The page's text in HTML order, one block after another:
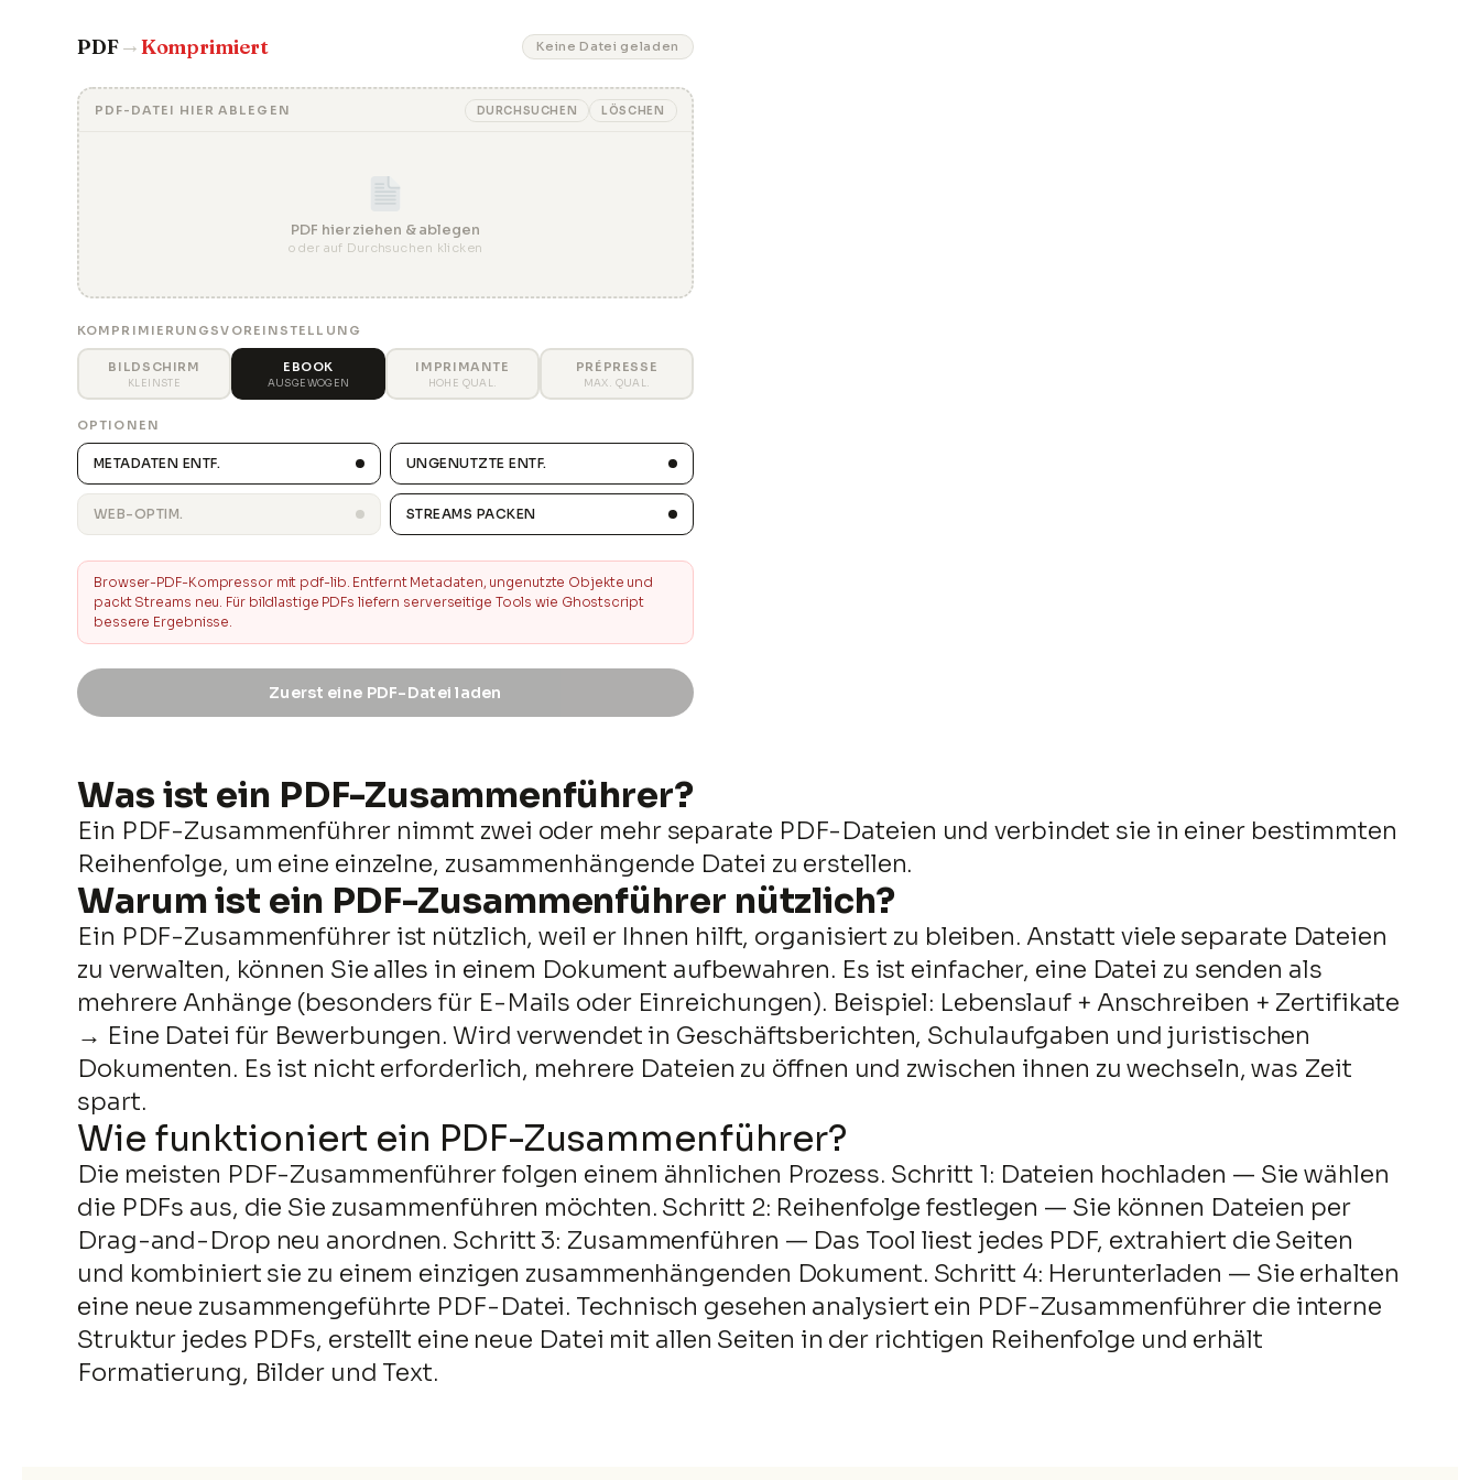
PDF→Komprimiert Keine Datei geladen
PDF-DATEI HIER ABLEGEN DURCHSUCHEN LÖSCHEN
PDF hier ziehen & ablegen
oder auf Durchsuchen klicken
KOMPRIMIERUNGSVOREINSTELLUNG
BILDSCHIRM
KLEINSTE
EBOOK
AUSGEWOGEN
IMPRIMANTE
HOHE QUAL.
PRÉPRESSE
MAX. QUAL.
OPTIONEN
METADATEN ENTF. UNGENUTZTE ENTF.
WEB-OPTIM. STREAMS PACKEN
Browser-PDF-Kompressor mit pdf-lib. Entfernt Metadaten, ungenutzte Objekte und
packt Streams neu. Für bildlastige PDFs liefern serverseitige Tools wie Ghostscript
bessere Ergebnisse.
Zuerst eine PDF-Datei laden
Größenreduktion 0%
Was ist ein PDF-Zusammenführer?
Ein PDF-Zusammenführer nimmt zwei oder mehr separate PDF-Dateien und verbindet sie in einer bestimmten
Reihenfolge, um eine einzelne, zusammenhängende Datei zu erstellen.
Warum ist ein PDF-Zusammenführer nützlich?
Ein PDF-Zusammenführer ist nützlich, weil er Ihnen hilft, organisiert zu bleiben. Anstatt viele separate Dateien
zu verwalten, können Sie alles in einem Dokument aufbewahren. Es ist einfacher, eine Datei zu senden als
mehrere Anhänge (besonders für E-Mails oder Einreichungen). Beispiel: Lebenslauf + Anschreiben + Zertifikate
→ Eine Datei für Bewerbungen. Wird verwendet in Geschäftsberichten, Schulaufgaben und juristischen
Dokumenten. Es ist nicht erforderlich, mehrere Dateien zu öffnen und zwischen ihnen zu wechseln, was Zeit
spart.
Wie funktioniert ein PDF-Zusammenführer?
Die meisten PDF-Zusammenführer folgen einem ähnlichen Prozess. Schritt 1: Dateien hochladen — Sie wählen
die PDFs aus, die Sie zusammenführen möchten. Schritt 2: Reihenfolge festlegen — Sie können Dateien per
Drag-and-Drop neu anordnen. Schritt 3: Zusammenführen — Das Tool liest jedes PDF, extrahiert die Seiten
und kombiniert sie zu einem einzigen zusammenhängenden Dokument. Schritt 4: Herunterladen — Sie erhalten
eine neue zusammengeführte PDF-Datei. Technisch gesehen analysiert ein PDF-Zusammenführer die interne
Struktur jedes PDFs, erstellt eine neue Datei mit allen Seiten in der richtigen Reihenfolge und erhält
Formatierung, Bilder und Text.